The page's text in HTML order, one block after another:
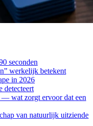
seconden
werkelijk betekent
in 2026
detecteert
— wat zorgt ervoor dat een
van natuurlijk uitziende